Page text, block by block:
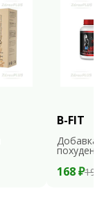
B-FIT
Добавка
168 ₽